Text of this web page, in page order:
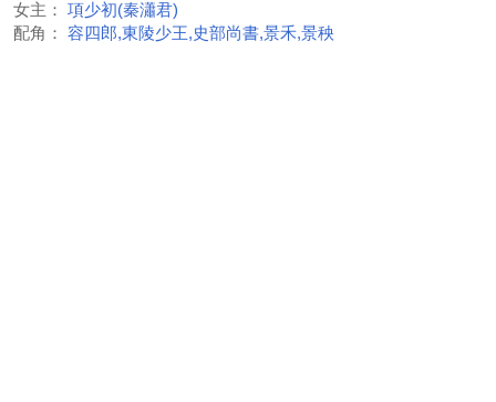
女主：
項少初(秦瀟君)
配角：
容四郎,東陵少王,史部尚書,景禾,景秧